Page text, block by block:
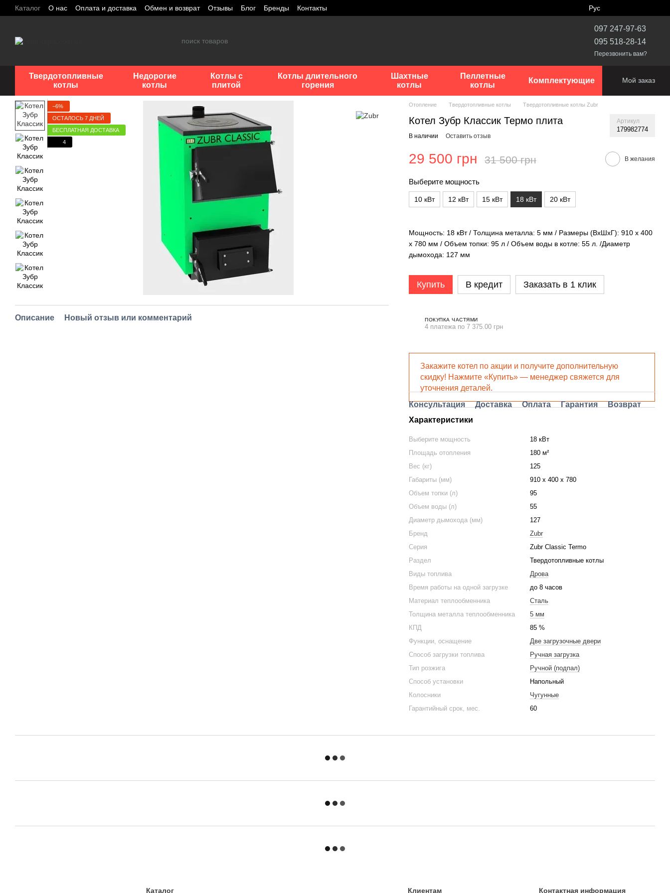
Перейти к основному контенту
Каталог О нас Оплата и доставка Обмен и возврат Отзывы Блог Бренды Контакты Рус
097 247-97-63
095 518-28-14
Перезвонить вам?
Твердотопливные
котлы
Недорогие
котлы
Котлы с
плитой
Котлы длительного
горения
Шахтные
котлы
Пеллетные
котлы
Комплектующие Мой заказ
−6%
ОСТАЛОСЬ 7 ДНЕЙ
БЕСПЛАТНАЯ ДОСТАВКА
4
Описание Новый отзыв или комментарий
Отопление Твердотопливные котлы Твердотопливные котлы Zubr
Котел Зубр Классик Термо плита Артикул
179982774
В наличии Оставить отзыв
29 500 грн 31 500 грн В желания
Выберите мощность
10 кВт 12 кВт 15 кВт 18 кВт 20 кВт
Мощность: 18 кВт / Толщина металла: 5 мм / Размеры (ВхШхГ): 910 x 400
x 780 мм / Объем топки: 95 л / Объем воды в котле: 55 л. /Диаметр
дымохода: 127 мм
Купить В кредит Заказать в 1 клик
ПОКУПКА ЧАСТЯМИ
4 платежа по 7 375.00 грн
Закажите котел по акции и получите дополнительную
скидку! Нажмите «Купить» — менеджер свяжется для
уточнения деталей.
Консультация
Доставка Оплата Гарантия
Возврат
Характеристики
Выберите мощность
18 кВт
Площадь отопления
180 м²
Вес (кг)
125
Габариты (мм)
910 х 400 х 780
Объем топки (л)
95
Объем воды (л)
55
Диаметр дымохода (мм)
127
Бренд
Zubr
Серия
Zubr Classic Termo
Раздел
Твердотопливные котлы
Виды топлива
Дрова
Время работы на одной загрузке
до 8 часов
Материал теплообменника
Сталь
Толщина металла теплообменника
5 мм
КПД
85 %
Функции, оснащение
Две загрузочные двери
Способ загрузки топлива
Ручная загрузка
Тип розжига
Ручной (подпал)
Способ установки
Напольный
Колосники
Чугунные
Гарантийный срок, мес.
60
Каталог Клиентам Контактная информация